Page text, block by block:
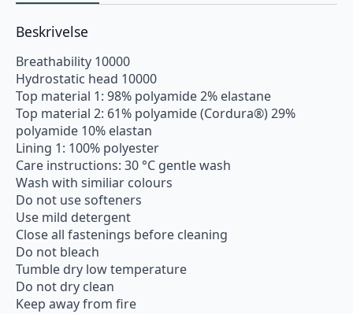
Beskrivelse
Breathability 10000
Hydrostatic head 10000
Top material 1: 98% polyamide 2% elastane
Top material 2: 61% polyamide (Cordura®) 29%
polyamide 10% elastan
Lining 1: 100% polyester
Care instructions: 30 °C gentle wash
Wash with similiar colours
Do not use softeners
Use mild detergent
Close all fastenings before cleaning
Do not bleach
Tumble dry low temperature
Do not dry clean
Keep away from fire